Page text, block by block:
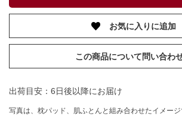
お気に入りに追加
この商品について問い合わ
出荷目安：6日後以降にお届け
写真は、枕パッド、肌ふとんと組み合わせたイメー